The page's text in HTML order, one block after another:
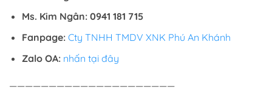
Ms. Kim Ngân: 0941 181 715
Fanpage: Cty TNHH TMDV XNK Phú An Khánh
Zalo OA: nhấn tại đây
—————————————————————